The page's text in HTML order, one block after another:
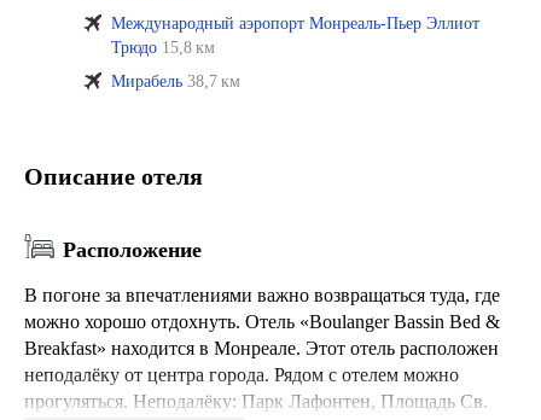
Международный аэропорт Монреаль-Пьер Эллиот
Трюдо 15,8 км
Мирабель 38,7 км
Описание отеля
Расположение
В погоне за впечатлениями важно возвращаться туда, где
можно хорошо отдохнуть. Отель «Boulanger Bassin Bed &
Breakfast» находится в Монреале. Этот отель расположен
неподалёку от центра города. Рядом с отелем можно
прогуляться. Неподалёку: Парк Лафонтен, Площадь Св.